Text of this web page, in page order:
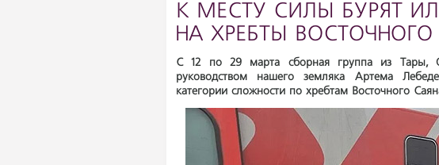
К МЕСТУ СИЛЫ БУРЯТ
НА ХРЕБТЫ
С 12 по 29 марта сборная группа из Тары,
руководством нашего земляка Артема
категории сложности по хребтам Восточного